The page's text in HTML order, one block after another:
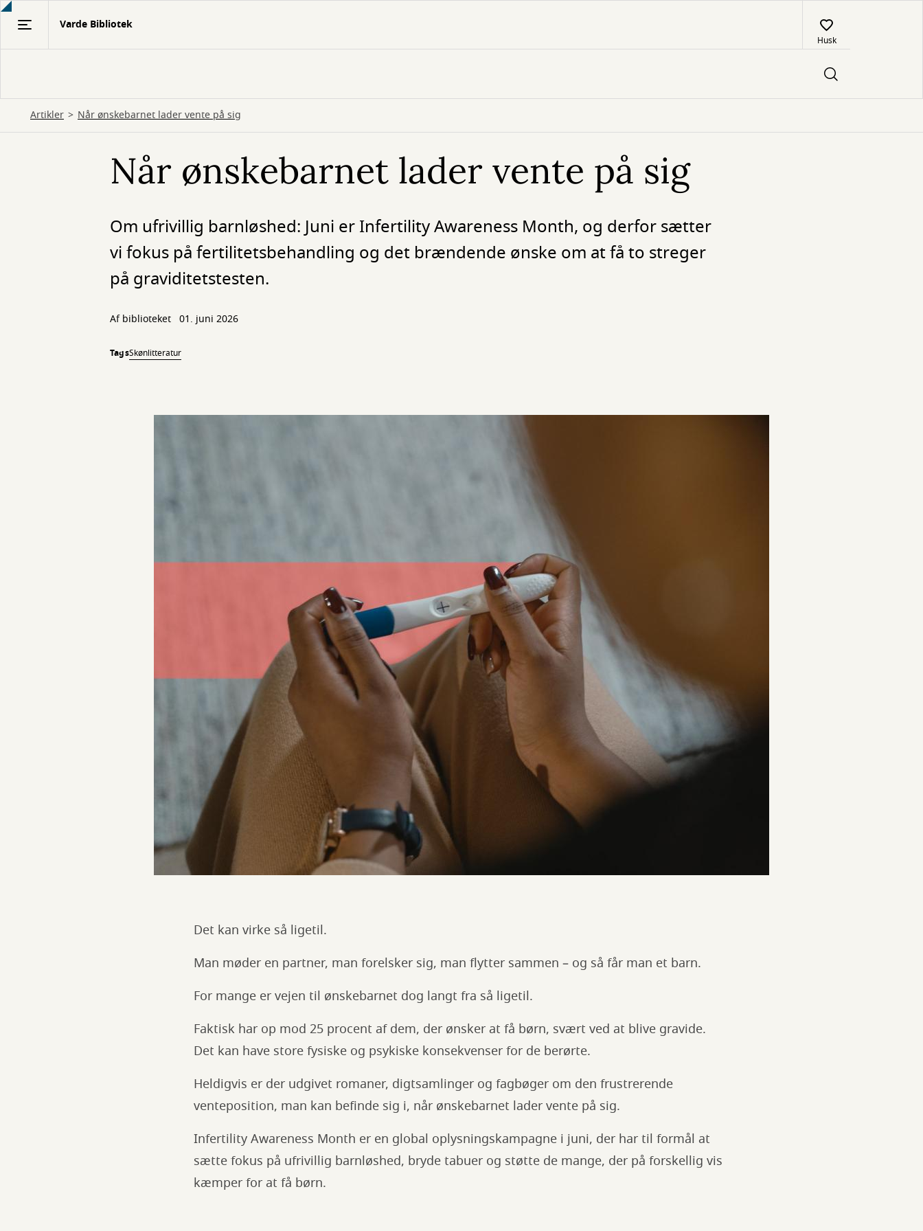
Gå
Varde Bibliotek
Husk
Artikler Når ønskebarnet lader vente på sig
Når ønskebarnet lader vente på sig
Om ufrivillig barnløshed: Juni er Infertility Awareness Month, og derfor sætter
vi fokus på fertilitetsbehandling og det brændende ønske om at få to streger
på graviditetstesten.
Af biblioteket 01. juni 2026
TagsSkønlitteratur
Det kan virke så ligetil.
Man møder en partner, man forelsker sig, man flytter sammen – og så får man et barn.
For mange er vejen til ønskebarnet dog langt fra så ligetil.
Faktisk har op mod 25 procent af dem, der ønsker at få børn, svært ved at blive gravide.
Det kan have store fysiske og psykiske konsekvenser for de berørte.
Heldigvis er der udgivet romaner, digtsamlinger og fagbøger om den frustrerende
venteposition, man kan befinde sig i, når ønskebarnet lader vente på sig.
Infertility Awareness Month er en global oplysningskampagne i juni, der har til formål at
sætte fokus på ufrivillig barnløshed, bryde tabuer og støtte de mange, der på forskellig vis
kæmper for at få børn.